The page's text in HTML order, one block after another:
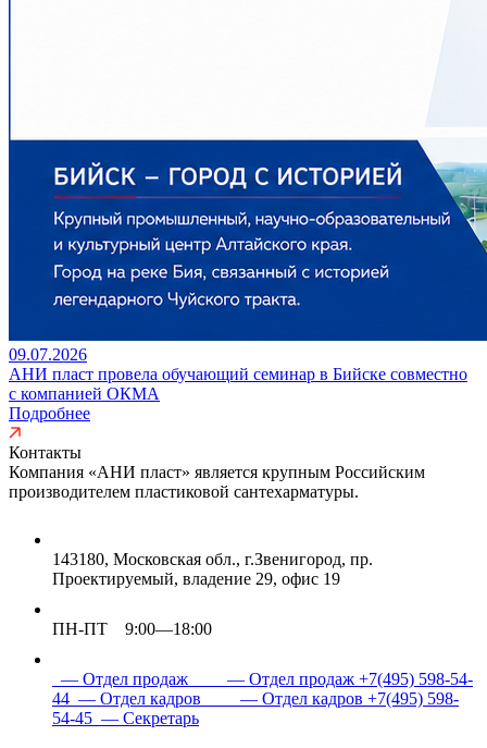
09.07.2026
АНИ пласт провела обучающий семинар в Бийске совместно
с компанией ОКМА
Подробнее
Контакты
Компания «АНИ пласт» является крупным Российским
производителем пластиковой сантехарматуры.
143180, Московская обл., г.Звенигород, пр.
Проектируемый, владение 29, офис 19
ПН-ПТ 9:00—18:00
— Отдел продаж — Отдел продаж +7(495) 598-54-
44 — Отдел кадров — Отдел кадров +7(495) 598-
54-45 — Секретарь